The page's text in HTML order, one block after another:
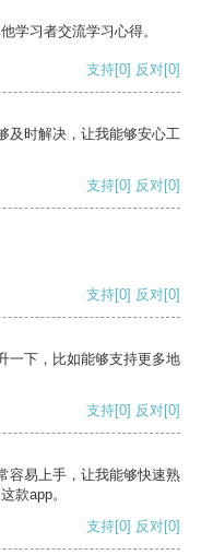
学习者交流学习心得。
支持[0] 反对[0]
及时解决，让我能够安心工
支持[0] 反对[0]
支持[0] 反对[0]
一下，比如能够支持更多地
支持[0] 反对[0]
容易上手，让我能够快速熟
款app。
支持[0] 反对[0]